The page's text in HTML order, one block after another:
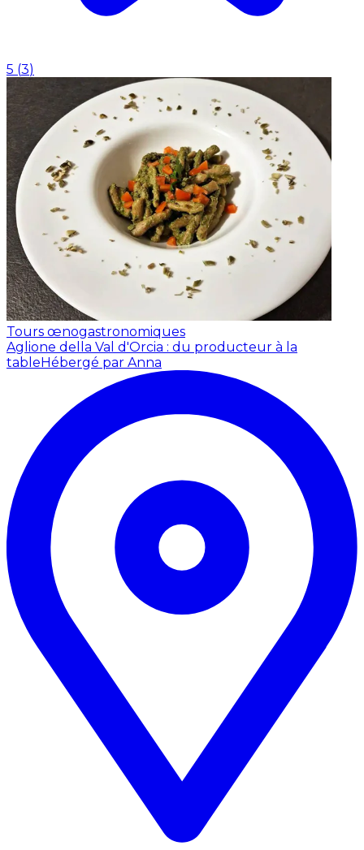
5 (3)
Tours œnogastronomiques
Aglione della Val d'Orcia : du producteur à la
tableHébergé par Anna